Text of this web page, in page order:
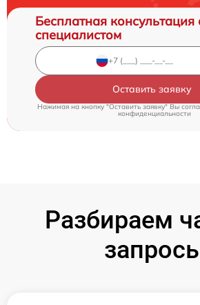
Бесплатная консультация
специалистом
Оставить заявку
Нажимая на кнопку "Оставить заявку" Вы
конфиденциальности
Разбираем